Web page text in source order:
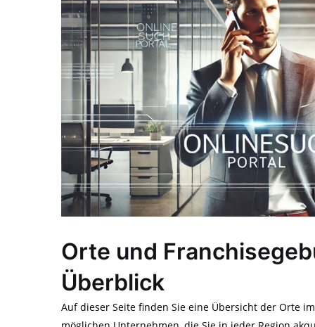
Orte und
Überblick
Auf dieser Seite finden Sie eine Übersicht der Orte